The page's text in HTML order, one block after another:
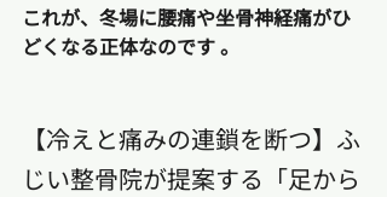
これが、冬場に腰痛や坐骨神経痛がひ
どくなる正体なのです 。
【冷えと痛みの連鎖を断つ】ふ
じい整骨院が提案する「足から